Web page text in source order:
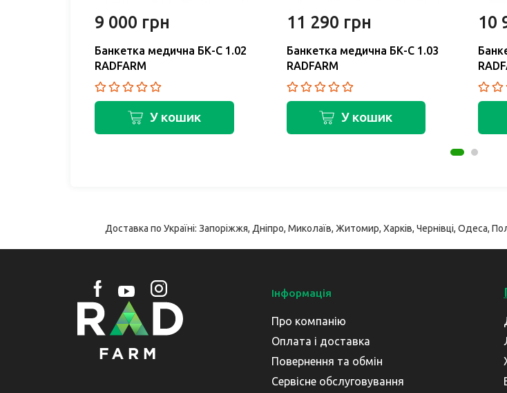
9 000 грн
Банкетка медична БК-С 1.02
RADFARM
У кошик
11 290 грн
Банкетка медична БК-С 1.03
RADFARM
У кошик
10
Доставка по Україні: Запоріжжя, Дніпро, Миколаїв, Житомир, Харків, Чернівці, Одеса,
Інформація
Про компанію
Оплата і доставка
Повернення та обмін
Сервісне обслуговування